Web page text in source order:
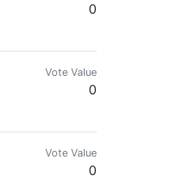
0
Vote Value
0
Vote Value
0